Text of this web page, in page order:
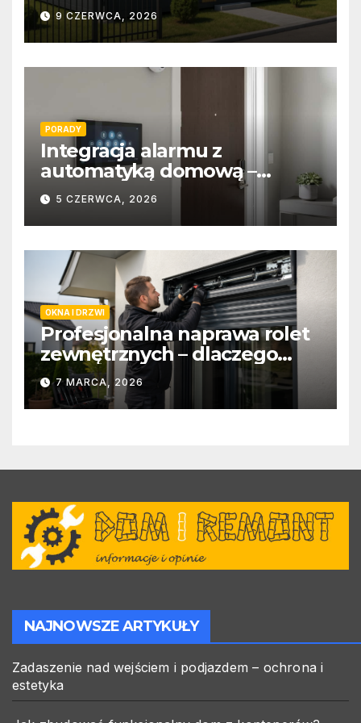
9 CZERWCA, 2026
PORADY
Integracja alarmu z
automatyką domową –
wygoda i bezpieczeństwo
5 CZERWCA, 2026
OKNA I DRZWI
Profesjonalna naprawa rolet
zewnętrznych – dlaczego
warto zlecić ją specjalistom?
7 MARCA, 2026
NAJNOWSZE ARTYKUŁY
Zadaszenie nad wejściem i podjazdem – ochrona i
estetyka